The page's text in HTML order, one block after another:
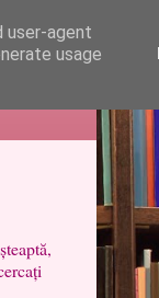
user-agent
usage